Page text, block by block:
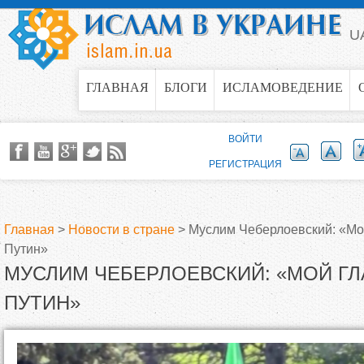
Jump to navigation
ГЛАВНАЯ БЛОГИ ИСЛАМОВЕДЕНИЕ
В
ы
з
Главная > Новости в стране > Муслим Чеберлоевский:
Путин»
МУСЛИМ ЧЕБЕРЛОЕВСКИЙ: «МОЙ
ПУТИН»
ВОЙТИ
РЕГИСТРАЦИЯ